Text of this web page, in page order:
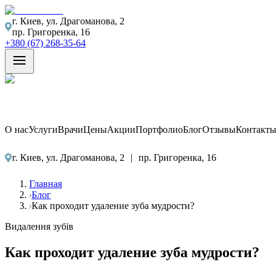
г. Киев, ул. Драгоманова, 2
пр. Григоренка, 16
+380 (67) 268-35-64
О насУслугиВрачиЦеныАкцииПортфолиоБлогОтзывыКонтакты
г. Киев, ул. Драгоманова, 2 | пр. Григоренка, 16
Главная
Блог
Как проходит удаление зуба мудрости?
Видалення зубів
Как проходит удаление зуба мудрости?